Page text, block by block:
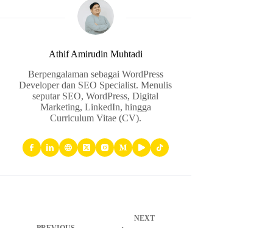
Athif Amirudin Muhtadi
Berpengalaman sebagai WordPress
Developer dan SEO Specialist. Menulis
seputar SEO, WordPress, Digital
Marketing, LinkedIn, hingga
Curriculum Vitae (CV).
NEXT